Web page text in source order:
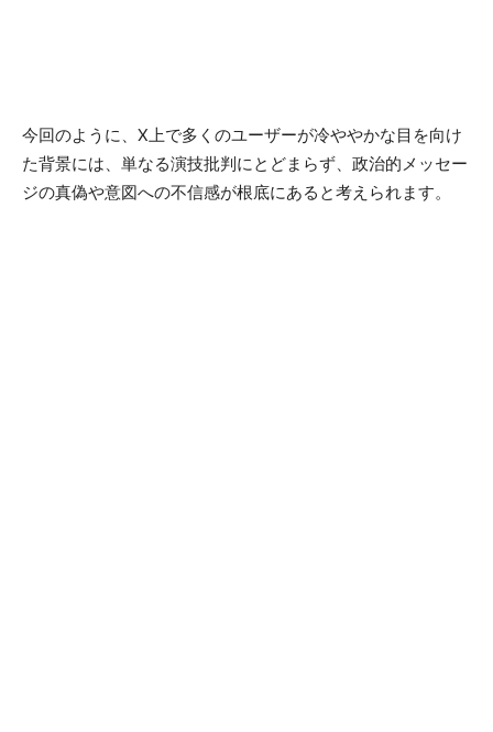
今回のように、X上で多くのユーザーが冷ややかな目を向け
た背景には、単なる演技批判にとどまらず、政治的メッセー
ジの真偽や意図への不信感が根底にあると考えられます。